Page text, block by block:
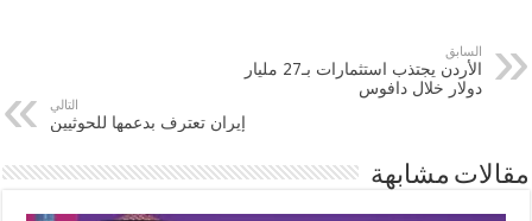
السابق
الأردن يجتذب استثمارات بـ27 مليار
دولار خلال دافوس
التالي
إيران تعترف بدعمها للحوثيين
مقالات مشابهة